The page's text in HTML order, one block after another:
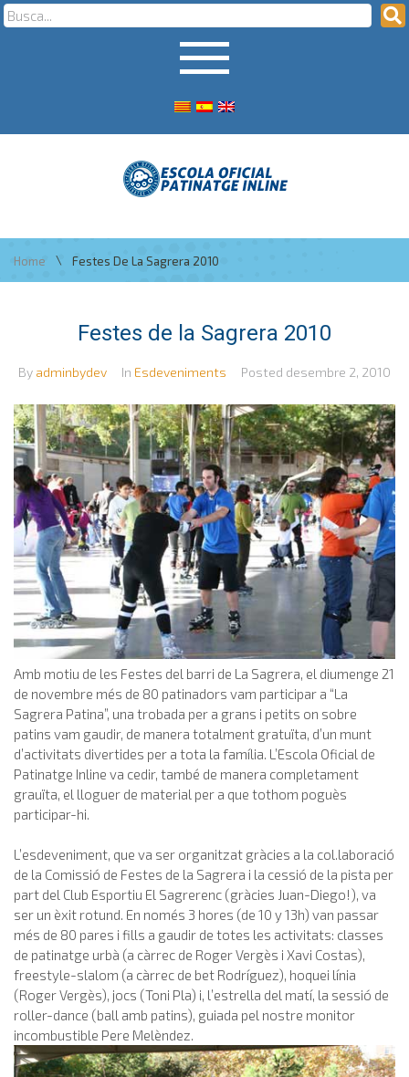
Home \ Festes De La Sagrera 2010
Festes de la Sagrera 2010
By adminbydev In Esdeveniments Posted desembre 2, 2010
Amb motiu de les Festes del barri de La Sagrera, el diumenge 21
de novembre més de 80 patinadors vam participar a “La
Sagrera Patina”, una trobada per a grans i petits on sobre
patins vam gaudir, de manera totalment gratuïta, d’un munt
d’activitats divertides per a tota la família. L’Escola Oficial de
Patinatge Inline va cedir, també de manera completament
grauïta, el lloguer de material per a que tothom poguès
participar-hi.
L’esdeveniment, que va ser organitzat gràcies a la col.laboració
de la Comissió de Festes de la Sagrera i la cessió de la pista per
part del Club Esportiu El Sagrerenc (gràcies Juan-Diego!), va
ser un èxit rotund. En només 3 hores (de 10 y 13h) van passar
més de 80 pares i fills a gaudir de totes les activitats: classes
de patinatge urbà (a càrrec de Roger Vergès i Xavi Costas),
freestyle-slalom (a càrrec de bet Rodríguez), hoquei línia
(Roger Vergès), jocs (Toni Pla) i, l’estrella del matí, la sessió de
roller-dance (ball amb patins), guiada pel nostre monitor
incombustible Pere Melèndez.